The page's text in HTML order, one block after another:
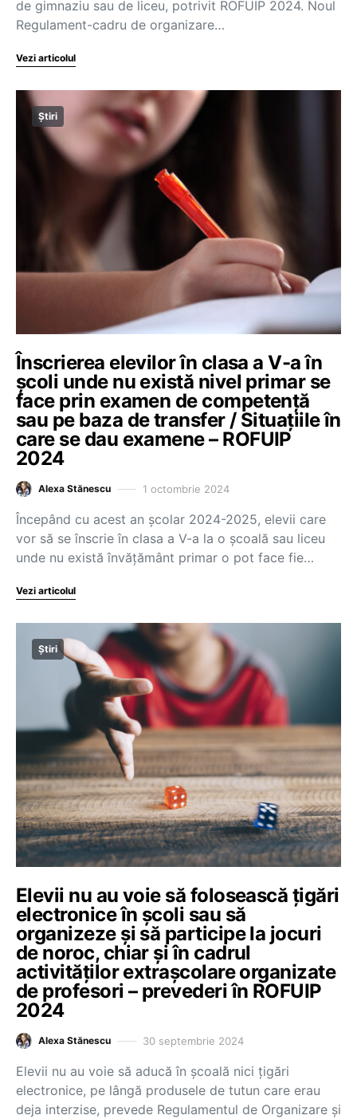
de gimnaziu sau de liceu, potrivit ROFUIP 2024. Noul
Regulament-cadru de organizare…
Vezi articolul
Știri
Înscrierea elevilor în clasa a V-a în
școli unde nu există nivel primar se
face prin examen de competență
sau pe baza de transfer / Situațiile în
care se dau examene – ROFUIP
2024
Alexa Stănescu 1 octombrie 2024
Începând cu acest an școlar 2024-2025, elevii care
vor să se înscrie în clasa a V-a la o școală sau liceu
unde nu există învățământ primar o pot face fie…
Vezi articolul
Știri
Elevii nu au voie să folosească țigări
electronice în școli sau să
organizeze și să participe la jocuri
de noroc, chiar și în cadrul
activităților extrașcolare organizate
de profesori – prevederi în ROFUIP
2024
Alexa Stănescu 30 septembrie 2024
Elevii nu au voie să aducă în școală nici țigări
electronice, pe lângă produsele de tutun care erau
deja interzise, prevede Regulamentul de Organizare și